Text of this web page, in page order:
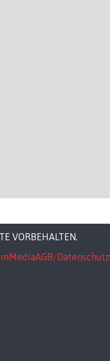
VORBEHALTEN.
MediaAGB/Datenschutz